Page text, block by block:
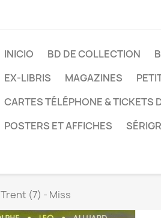
INICIO BD DE COLLECTION
EX-LIBRIS
MAGAZINES
CARTES TÉLÉPHONE & TICKETS
POSTERS ET AFFICHES
Trent (7) - Miss